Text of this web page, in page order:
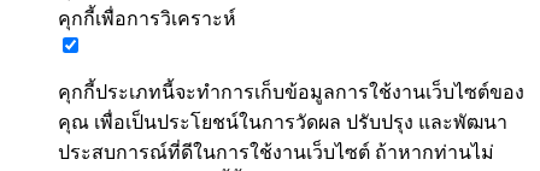
คุกกี้เพื่อการวิเคราะห์
คุกกี้ประเภทนี้จะทำการเก็บข้อมูลการใช้งานเว็บไซต์ของ
คุณ เพื่อเป็นประโยชน์ในการวัดผล ปรับปรุง และพัฒนา
ประสบการณ์ที่ดีในการใช้งานเว็บไซต์ ถ้าหากท่านไม่